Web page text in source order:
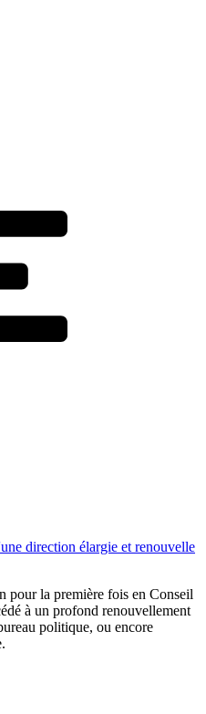
direction élargie et renouvelle
pour la première fois en Conseil
à un profond renouvellement
politique, ou encore